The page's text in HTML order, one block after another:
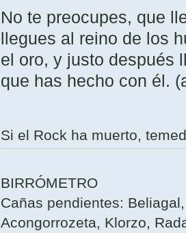
No te preocupes, que
llegues al reino de los
el oro, y justo después
que has hecho con él.
Si el Rock ha muerto,
BIRRÓMETRO
Cañas pendientes:
Acongorrozeta, Klorzo,